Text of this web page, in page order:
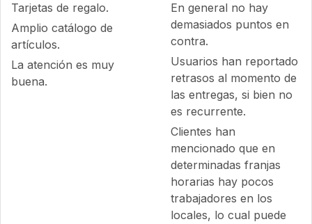
Tarjetas de regalo.
Amplio catálogo de
artículos.
La atención es muy
buena.
En general no hay
demasiados puntos en
contra.
Usuarios han reportado
retrasos al momento de
las entregas, si bien no
es recurrente.
Clientes han
mencionado que en
determinadas franjas
horarias hay pocos
trabajadores en los
locales, lo cual puede